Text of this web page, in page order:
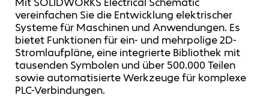
vereinfachen Sie die Entwicklung elektrischer
Systeme für Maschinen und Anwendungen. Es
bietet Funktionen für ein- und mehrpolige 2D-
Stromlaufpläne, eine integrierte Bibliothek mit
tausenden Symbolen und über 500.000 Teilen
sowie automatisierte Werkzeuge für komplexe
PLC-Verbindungen.